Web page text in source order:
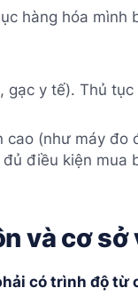
hàng hóa mình
y tế). Thủ tục
(như máy đo
điều kiện mua
và cơ
có trình độ từ